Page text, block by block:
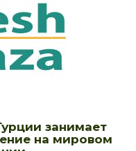
занимает
на мировом